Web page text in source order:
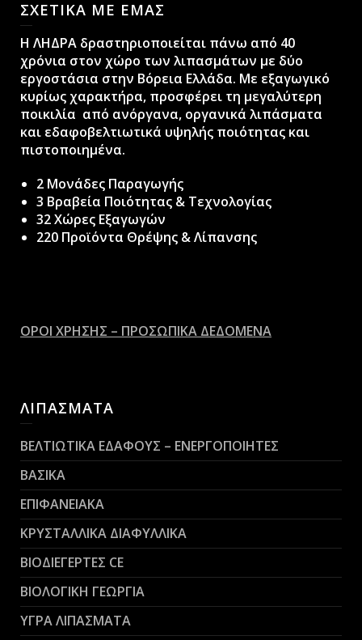
ΣΧΕΤΙΚΑ ΜΕ ΕΜΑΣ
H ΛΗΔΡΑ δραστηριοποιείται πάνω από 40
χρόνια στον χώρο των λιπασμάτων με δύο
εργοστάσια στην Βόρεια Ελλάδα. Με εξαγωγικό
κυρίως χαρακτήρα, προσφέρει τη μεγαλύτερη
ποικιλία από ανόργανα, οργανικά λιπάσματα
και εδαφοβελτιωτικά υψηλής ποιότητας και
πιστοποιημένα.
2 Μονάδες Παραγωγής
3 Βραβεία Ποιότητας & Τεχνολογίας
32 Χώρες Εξαγωγών
220 Προϊόντα Θρέψης & Λίπανσης
ΟΡΟΙ ΧΡΗΣΗΣ – ΠΡΟΣΩΠΙΚΑ ΔΕΔΟΜΕΝΑ
ΛΙΠΑΣΜΑΤΑ
ΒΕΛΤΙΩΤΙΚΑ ΕΔΑΦΟΥΣ – ΕΝΕΡΓΟΠΟΙΗΤΕΣ
ΒΑΣΙΚΑ
ΕΠΙΦΑΝΕΙΑΚΑ
ΚΡΥΣΤΑΛΛΙΚΑ ΔΙΑΦΥΛΛΙΚΑ
ΒΙΟΔΙΕΓΕΡΤΕΣ CE
ΒΙΟΛΟΓΙΚΗ ΓΕΩΡΓΙΑ
ΥΓΡΑ ΛΙΠΑΣΜΑΤΑ